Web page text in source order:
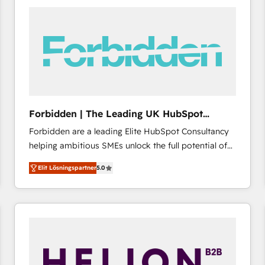
we turn complexity into clarity, human at global
scale. 🏆 HubSpot’s CEO called us “the partner of the
future.” Others agree it is proof of trust built through
Forbidden | The Leading UK HubSpot
Consultancy
Forbidden are a leading Elite HubSpot Consultancy
helping ambitious SMEs unlock the full potential of
HubSpot. Too many businesses invest in HubSpot
but never see the ROI they expected due to poor
adoption, messy data, and disconnected teams
getting in the way. That’s where we come in. We
services include: - Choosing the right HubSpot
Elit Lösningspartner5.0